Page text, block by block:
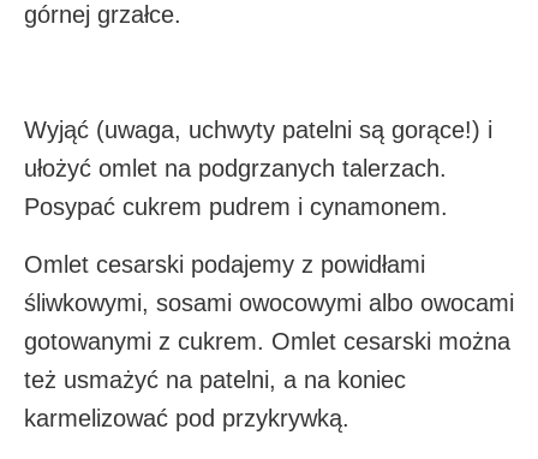
górnej grzałce.
Wyjąć (uwaga, uchwyty patelni są gorące!) i
ułożyć omlet na podgrzanych talerzach.
Posypać cukrem pudrem i cynamonem.
Omlet cesarski podajemy z powidłami
śliwkowymi, sosami owocowymi albo owocami
gotowanymi z cukrem. Omlet cesarski można
też usmażyć na patelni, a na koniec
karmelizować pod przykrywką.